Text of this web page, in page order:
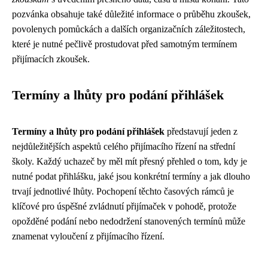
pozvánka obsahuje také důležité informace o průběhu zkoušek,
povolenych pomůckách a dalších organizačních záležitostech,
které je nutné pečlivě prostudovat před samotným termínem
přijímacích zkoušek.
Termíny a lhůty pro podání přihlášek
Termíny a lhůty pro podání přihlášek představují jeden z
nejdůležitějších aspektů celého přijímacího řízení na střední
školy. Každý uchazeč by měl mít přesný přehled o tom, kdy je
nutné podat přihlášku, jaké jsou konkrétní termíny a jak dlouho
trvají jednotlivé lhůty. Pochopení těchto časových rámců je
klíčové pro úspěšné zvládnutí přijímaček v pohodě, protože
opožděné podání nebo nedodržení stanovených termínů může
znamenat vyloučení z přijímacího řízení.